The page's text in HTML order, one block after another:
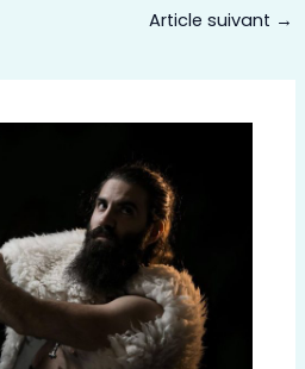
Article suivant →